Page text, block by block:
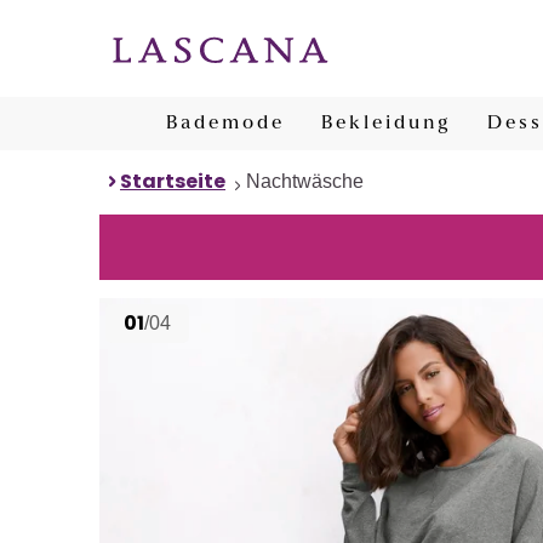
Bademode Bekleidung
Startseite Nachtwäsche
01/04